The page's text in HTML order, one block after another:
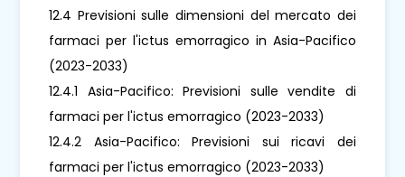
12.4 Previsioni sulle dimensioni del mercato dei
farmaci per l'ictus emorragico in Asia-Pacifico
(2023-2033)
12.4.1 Asia-Pacifico: Previsioni sulle vendite di
farmaci per l'ictus emorragico (2023-2033)
12.4.2 Asia-Pacifico: Previsioni sui ricavi dei
farmaci per l'ictus emorragico (2023-2033)